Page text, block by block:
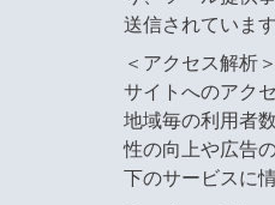
送信されています
＜アクセス解析＞
サイトへのアク
地域毎の利用者
性の向上や広告
下のサービスに